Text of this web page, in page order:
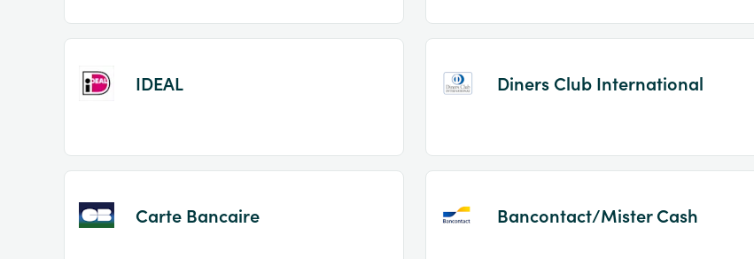
IDEAL Diners Club International
Carte Bancaire Bancontact/Mister Cash